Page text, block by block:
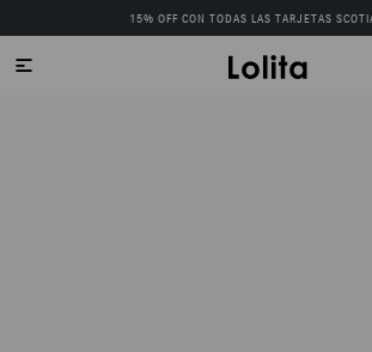
15% OFF CON TODAS LAS TARJETAS
